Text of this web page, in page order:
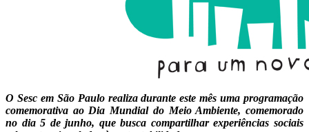
O Sesc em São Paulo realiza durante este mês uma programação
comemorativa ao Dia Mundial do Meio Ambiente, comemorado
no dia 5 de junho, que busca compartilhar experiências sociais